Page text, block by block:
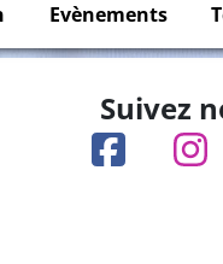
Evènements
Suivez